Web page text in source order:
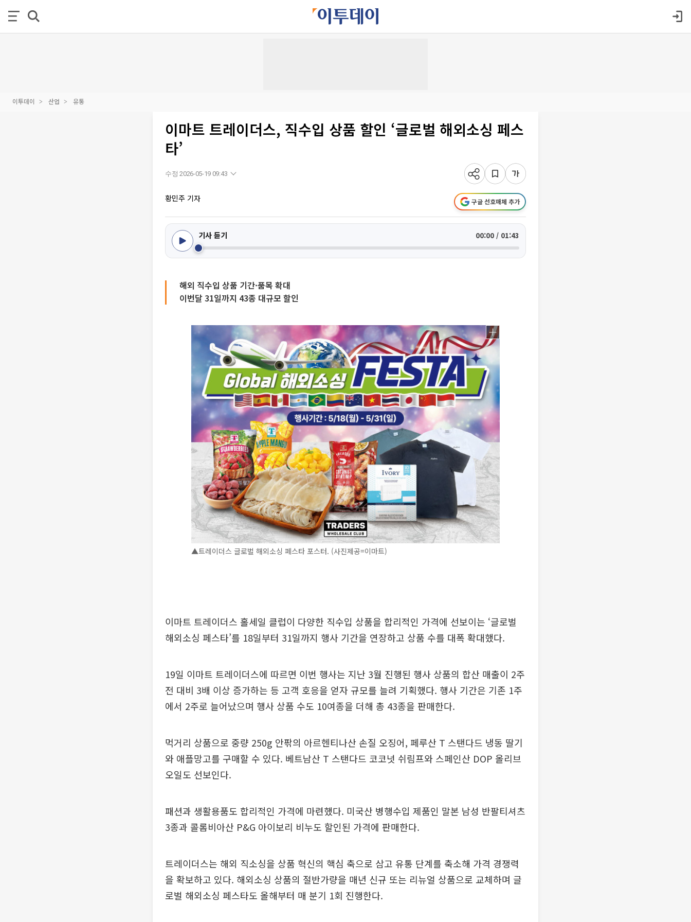
이투데이 산업 유통
이마트 트레이더스, 직수입 상품 할인 ‘글로벌 해외소싱 페스
타’
수정 2026-05-19 09:43
황민주 기자 구글 선호매체 추가
기사 듣기 00:00 / 01:43
해외 직수입 상품 기간·품목 확대
이번달 31일까지 43종 대규모 할인
▲트레이더스 글로벌 해외소싱 페스타 포스터. (사진제공=이마트)
이마트 트레이더스 홀세일 클럽이 다양한 직수입 상품을 합리적인 가격에 선보이는 ‘글로벌
해외소싱 페스타’를 18일부터 31일까지 행사 기간을 연장하고 상품 수를 대폭 확대했다.
19일 이마트 트레이더스에 따르면 이번 행사는 지난 3월 진행된 행사 상품의 합산 매출이 2주
전 대비 3배 이상 증가하는 등 고객 호응을 얻자 규모를 늘려 기획했다. 행사 기간은 기존 1주
에서 2주로 늘어났으며 행사 상품 수도 10여종을 더해 총 43종을 판매한다.
먹거리 상품으로 중량 250g 안팎의 아르헨티나산 손질 오징어, 페루산 T 스탠다드 냉동 딸기
와 애플망고를 구매할 수 있다. 베트남산 T 스탠다드 코코넛 쉬림프와 스페인산 DOP 올리브
오일도 선보인다.
패션과 생활용품도 합리적인 가격에 마련했다. 미국산 병행수입 제품인 말본 남성 반팔티셔츠
3종과 콜롬비아산 P&G 아이보리 비누도 할인된 가격에 판매한다.
트레이더스는 해외 직소싱을 상품 혁신의 핵심 축으로 삼고 유통 단계를 축소해 가격 경쟁력
을 확보하고 있다. 해외소싱 상품의 절반가량을 매년 신규 또는 리뉴얼 상품으로 교체하며 글
로벌 해외소싱 페스타도 올해부터 매 분기 1회 진행한다.